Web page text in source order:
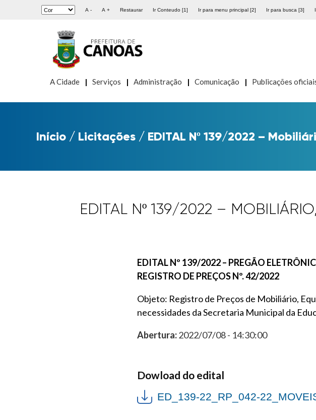
A - A + Restaurar Ir Conteudo [1] Ir para menu principal [2] Ir para busca [3]
A Cidade Serviços Administração Comunicação Publicações
Início / Licitações / EDITAL Nº 139/2022 –
EDITAL Nº 139/2022 –
EDITAL Nº 139/2022 – PREGÃO
REGISTRO DE PREÇOS Nº. 42/2022
Objeto: Registro de Preços de Mobiliário,
necessidades da Secretaria Municipal da
Abertura:2022/07/08 - 14:30:00
Dowload do edital
ED_139-22_RP_042-